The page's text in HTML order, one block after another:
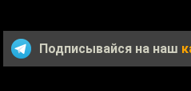
Подписывайся на наш